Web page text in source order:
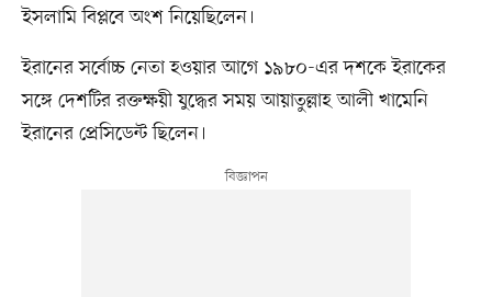
ইসলামি বিপ্লবে অংশ নিয়েছিলেন।
ইরানের সর্বোচ্চ নেতা হওয়ার আগে ১৯৮০-এর দশকে ইরাকের
সঙ্গে দেশটির রক্তক্ষয়ী যুদ্ধের সময় আয়াতুল্লাহ আলী খামেনি
ইরানের প্রেসিডেন্ট ছিলেন।